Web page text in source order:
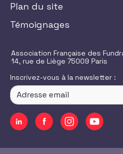
Plan du site
Témoignages
Association Française des
14, rue de Liège 75009 Paris
Inscrivez-vous à la newsletter :